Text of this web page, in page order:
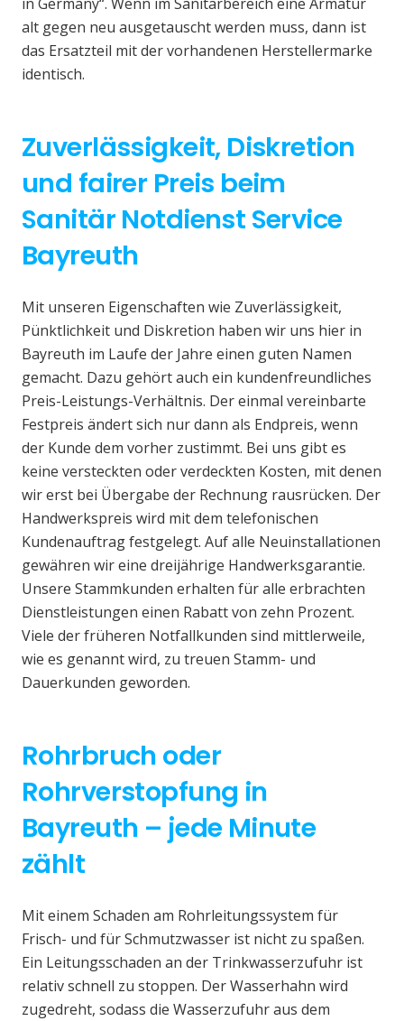
alt gegen neu ausgetauscht werden muss, dann ist
das Ersatzteil mit der vorhandenen Herstellermarke
identisch.
Zuverlässigkeit, Diskretion
und fairer Preis beim
Sanitär Notdienst Service
Bayreuth
Mit unseren Eigenschaften wie Zuverlässigkeit,
Pünktlichkeit und Diskretion haben wir uns hier in
Bayreuth im Laufe der Jahre einen guten Namen
gemacht. Dazu gehört auch ein kundenfreundliches
Preis-Leistungs-Verhältnis. Der einmal vereinbarte
Festpreis ändert sich nur dann als Endpreis, wenn
der Kunde dem vorher zustimmt. Bei uns gibt es
keine versteckten oder verdeckten Kosten, mit denen
wir erst bei Übergabe der Rechnung rausrücken. Der
Handwerkspreis wird mit dem telefonischen
Kundenauftrag festgelegt. Auf alle Neuinstallationen
gewähren wir eine dreijährige Handwerksgarantie.
Unsere Stammkunden erhalten für alle erbrachten
Dienstleistungen einen Rabatt von zehn Prozent.
Viele der früheren Notfallkunden sind mittlerweile,
wie es genannt wird, zu treuen Stamm- und
Dauerkunden geworden.
Rohrbruch oder
Rohrverstopfung in
Bayreuth – jede Minute
zählt
Mit einem Schaden am Rohrleitungssystem für
Frisch- und für Schmutzwasser ist nicht zu spaßen.
Ein Leitungsschaden an der Trinkwasserzufuhr ist
relativ schnell zu stoppen. Der Wasserhahn wird
zugedreht, sodass die Wasserzufuhr aus dem